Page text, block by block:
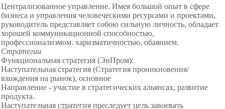
Централизованное управление. Имея большой опыт в сфере
бизнеса и управления человеческими ресурсами и проектами,
руководитель представляет собою сильную личность, обладает
хорошей коммуникационной способностью,
профессионализмом. харизматичностью, обаянием.
Стратегии
Функциональная стратегия (ЭнПром):
Наступательная стратегия (Стратегия проникновения/
вхождения на рынок), основное
Направление - участие в стратегических альянсах, развитие
продукта.
Наступательная стратегия преследует цель завоевать